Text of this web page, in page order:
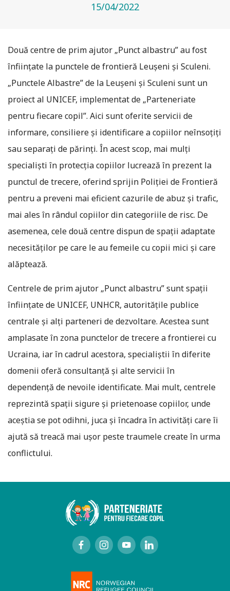
15/04/2022
Două centre de prim ajutor „Punct albastru” au fost
înființate la punctele de frontieră Leușeni și Sculeni.
„Punctele Albastre” de la Leușeni și Sculeni sunt un
proiect al UNICEF, implementat de „Parteneriate
pentru fiecare copil”. Aici sunt oferite servicii de
informare, consiliere și identificare a copiilor neînsoțiți
sau separați de părinți. În acest scop, mai mulți
specialiști în protecția copiilor lucrează în prezent la
punctul de trecere, oferind sprijin Poliției de Frontieră
pentru a preveni mai eficient cazurile de abuz și trafic,
mai ales în rândul copiilor din categoriile de risc. De
asemenea, cele două centre dispun de spații adaptate
necesităților pe care le au femeile cu copii mici și care
alăptează.
Centrele de prim ajutor „Punct albastru” sunt spații
înființate de UNICEF, UNHCR, autoritățile publice
centrale și alți parteneri de dezvoltare. Acestea sunt
amplasate în zona punctelor de trecere a frontierei cu
Ucraina, iar în cadrul acestora, specialiștii în diferite
domenii oferă consultanță și alte servicii în
dependență de nevoile identificate. Mai mult, centrele
reprezintă spații sigure și prietenoase copiilor, unde
aceștia se pot odihni, juca și încadra în activități care îi
ajută să treacă mai ușor peste traumele create în urma
conflictului.